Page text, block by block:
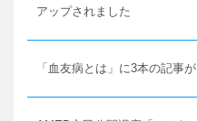
アップされました
「血友病とは」に3本の記事